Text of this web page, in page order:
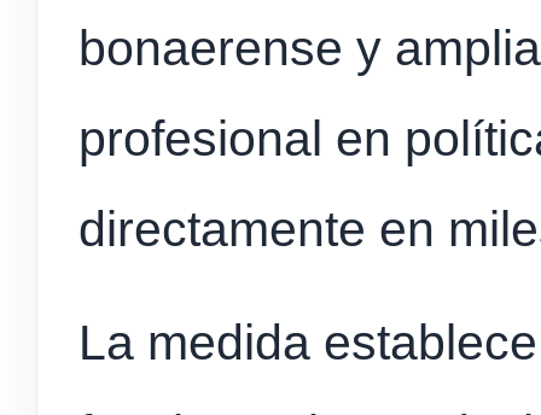
bonaerense y
profesional en
directamente en
La medida